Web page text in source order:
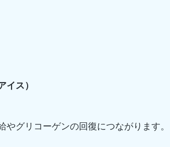
ス）
グリコーゲンの回復につながります。